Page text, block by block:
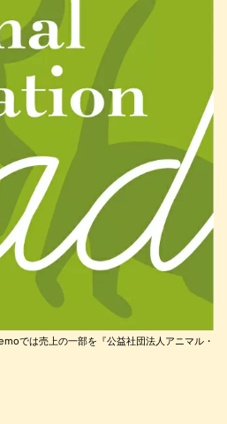
では売上の一部を『公益社団法人アニマル・